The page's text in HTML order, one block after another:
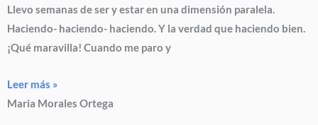
Llevo semanas de ser y estar en una dimensión paralela.
Haciendo- haciendo- haciendo. Y la verdad que haciendo bien.
¡Qué maravilla! Cuando me paro y
Leer más »
Maria Morales Ortega